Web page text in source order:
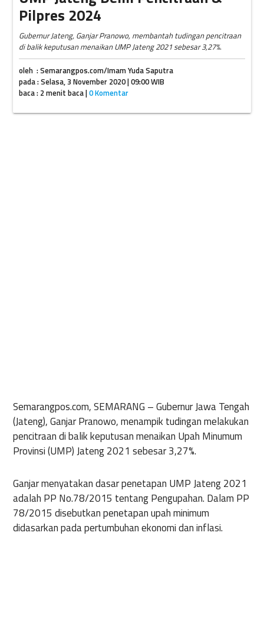
Pilpres 2024
Gubernur Jateng, Ganjar Pranowo, membantah tudingan pencitraan
di balik keputusan menaikan UMP Jateng 2021 sebesar 3,27%.
oleh : Semarangpos.com/Imam Yuda Saputra
pada : Selasa, 3 November 2020 | 09:00 WIB
baca : 2 menit baca |0 Komentar
Semarangpos.com, SEMARANG – Gubernur Jawa Tengah
(Jateng), Ganjar Pranowo, menampik tudingan melakukan
pencitraan di balik keputusan menaikan Upah Minumum
Provinsi (UMP) Jateng 2021 sebesar 3,27%.
Ganjar menyatakan dasar penetapan UMP Jateng 2021
adalah PP No.78/2015 tentang Pengupahan. Dalam PP
78/2015 disebutkan penetapan upah minimum
didasarkan pada pertumbuhan ekonomi dan inflasi.